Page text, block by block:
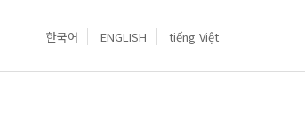
한국어 ENGLISH tiếng Việt